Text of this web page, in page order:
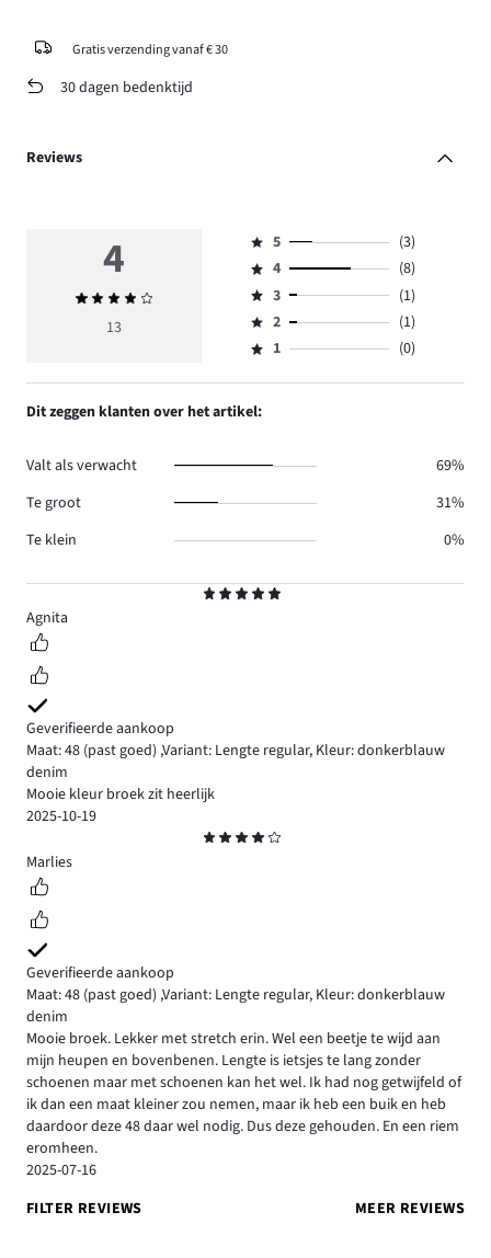
Gratis verzending vanaf € 30
30 dagen bedenktijd
Reviews
5
Agnita
Geverifieerde aankoop
Maat: 48 (past goed) ,Variant: Lengte regular, Kleur: donkerblauw
denim
Mooie kleur broek zit heerlijk
2025-10-19
4
Marlies
Geverifieerde aankoop
Maat: 48 (past goed) ,Variant: Lengte regular, Kleur: donkerblauw
denim
Mooie broek. Lekker met stretch erin. Wel een beetje te wijd aan
mijn heupen en bovenbenen. Lengte is ietsjes te lang zonder
schoenen maar met schoenen kan het wel. Ik had nog getwijfeld of
ik dan een maat kleiner zou nemen, maar ik heb een buik en heb
daardoor deze 48 daar wel nodig. Dus deze gehouden. En een riem
eromheen.
2025-07-16
FILTER REVIEWS
MEER REVIEWS
4
Gemiddelde
beoordeling
13
Beoordeling
5,
aantal
reviews
3.
5
(3)
Beoordeling
4,
aantal
reviews
4
(8)
Beoordeling
3,
aantal
3
(1)
Beoordeling
2,
1.
2
(1)
Beoordeling
1,
aantal
reviews
1 (0)
Dit zeggen klanten over het artikel:
Valt als verwacht
69%
Te groot
31%
Te klein
0%